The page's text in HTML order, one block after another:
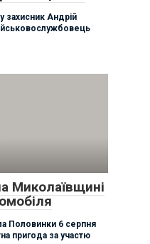
захисник Андрій
Миколаївщині
Половинки 6 серпня
пригода за участю